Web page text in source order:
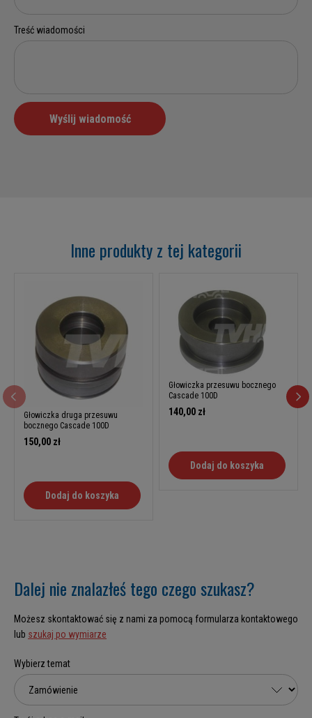
Inne produkty z tej kategorii
Głowiczka druga przesuwu
bocznego Cascade 100D
150,00 zł
Dodaj do koszyka
Głowiczka przesuwu bocznego
Cascade 100D
140,00 zł
Dodaj do koszyka
Dalej nie znalazłeś tego czego szukasz?
Możesz skontaktować się z nami za pomocą formularza kontaktowego
lub szukaj po wymiarze